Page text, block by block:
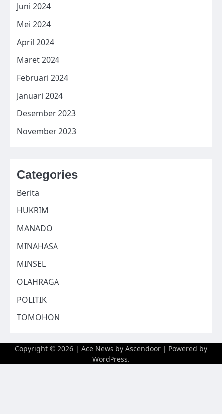
Juni 2024
Mei 2024
April 2024
Maret 2024
Februari 2024
Januari 2024
Desember 2023
November 2023
Categories
Berita
HUKRIM
MANADO
MINAHASA
MINSEL
OLAHRAGA
POLITIK
TOMOHON
Copyright © 2026 | Ace News by Ascendoor | Powered by
WordPress.